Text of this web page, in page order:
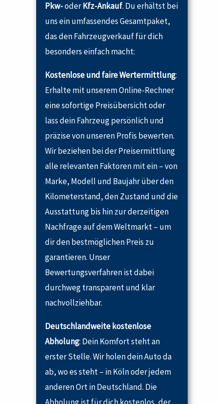
Pkw-oderKfz-Ankauf. Du erhältst bei
uns ein umfassendes Gesamtpaket,
das den Fahrzeugverkauf für dich
besonders einfach macht:
Kostenlose und faire Wertermittlung:
Erhalte mit unserem Online-Rechner
eine sofortige Preisübersicht oder
lass dein Fahrzeug persönlich und
präzise von unseren Profis bewerten.
Wir beziehen bei der Preisermittlung
alle relevanten Faktoren mit ein – von
Marke, Modell und Baujahr über den
Kilometerstand, den Zustand und die
Ausstattung bis hin zur derzeitigen
Nachfrage auf dem Weltmarkt – um
dir den bestmöglichen Preis zu
garantieren. Unser
Bewertungsverfahren ist dabei
durchweg transparent und klar
nachvollziehbar.
Deutschlandweite kostenlose
Abholung: Dein Komfort steht an
erster Stelle. Wir holen dein Auto da
ab, wo es steht – in Köln oder jedem
anderen Ort in Deutschland. Die